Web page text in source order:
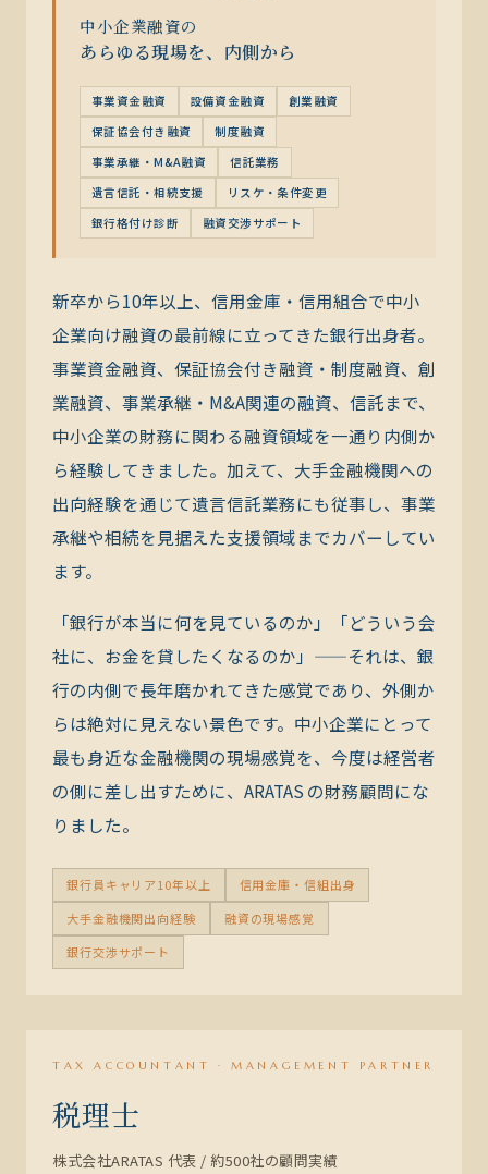
中小企業融資の
あらゆる現場を、内側から
事業資金融資 設備資金融資
創業融資
保証協会付き融資
制度融資
事業承継・M&A融資
信託業務
遺言信託・相続支援
リスケ・条件変更
銀行格付け診断
融資交渉サポート
新卒から10年以上、信用金庫・信用組合で中小
企業向け融資の最前線に立ってきた銀行出身者。
事業資金融資、保証協会付き融資・制度融資、創
業融資、事業承継・M&A関連の融資、信託まで、
中小企業の財務に関わる融資領域を一通り内側か
ら経験してきました。加えて、大手金融機関への
出向経験を通じて遺言信託業務にも従事し、事業
承継や相続を見据えた支援領域までカバーしてい
ます。
「銀行が本当に何を見ているのか」「どういう会
社に、お金を貸したくなるのか」——それは、銀
行の内側で長年磨かれてきた感覚であり、外側か
らは絶対に見えない景色です。中小企業にとって
最も身近な金融機関の現場感覚を、今度は経営者
の側に差し出すために、ARATAS の財務顧問にな
りました。
銀行員キャリア10年以上
信用金庫・信組出身
大手金融機関出向経験
融資の現場感覚
銀行交渉サポート
税務
TAX ACCOUNTANT · MANAGEMENT PARTNER
税理士
株式会社ARATAS 代表 / 約500社の顧問実績